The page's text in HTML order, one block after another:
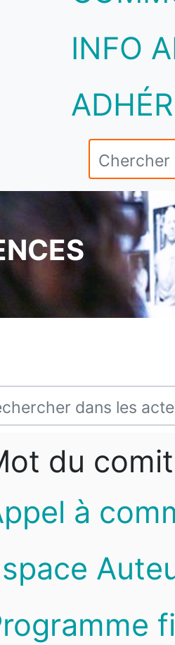
INFO
du
à